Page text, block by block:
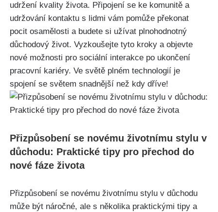
udržení kvality života. Připojení se ke komunitě a
udržování kontaktu s lidmi vám pomůže překonat
pocit osamělosti a budete si užívat plnohodnotný
důchodový život. Vyzkoušejte tyto kroky a objevte
nové možnosti pro sociální interakce po ukončení
pracovní kariéry. Ve světě plném technologií je
spojení se světem snadnější než kdy dříve!
Přizpůsobení se novému životnímu stylu v
důchodu: Praktické tipy pro přechod do
nové fáze života
Přizpůsobení se novému životnímu stylu v důchodu
může být náročné, ale s několika praktickými tipy a